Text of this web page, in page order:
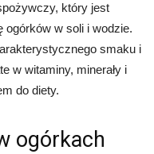
który jest
ogórków w soli i wodzie.
smaku i
w witaminy, minerały i
do diety.
ogórkach